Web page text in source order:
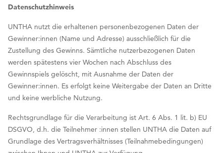
Datenschutzhinweis
UNTHA nutzt die erhaltenen personenbezogenen Daten der
Gewinner:innen (Name und Adresse) ausschließlich für die
Zustellung des Gewinns. Sämtliche nutzerbezogenen Daten
werden spätestens vier Wochen nach Abschluss des
Gewinnspiels gelöscht, mit Ausnahme der Daten der
Gewinner:innen. Es erfolgt keine Weitergabe der Daten an Dritte
und keine werbliche Nutzung.
Rechtsgrundlage für die Verarbeitung ist Art. 6 Abs. 1 lit. b) EU
DSGVO, d.h. die Teilnehmer :innen stellen UNTHA die Daten auf
Grundlage des Vertragsverhältnisses (Teilnahmebedingungen)